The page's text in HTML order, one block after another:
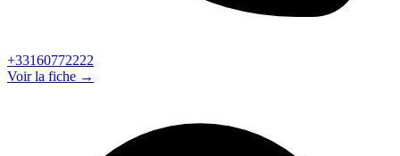
+33160772222
Voir la fiche →